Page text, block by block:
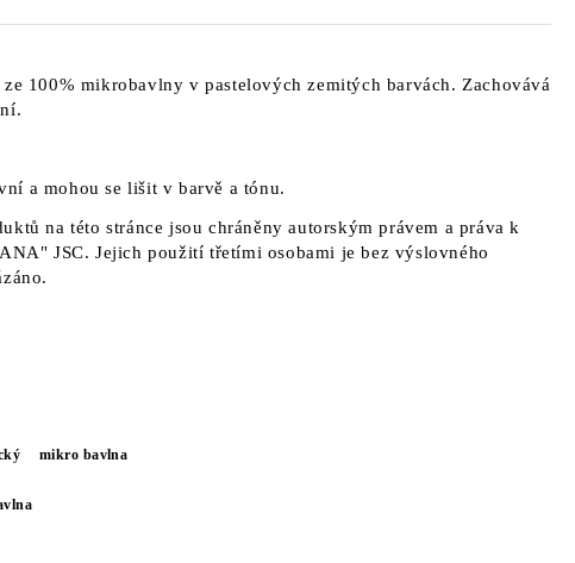
100% mikrobavlny v pastelových zemitých barvách. Zachovává
a mohou se lišit v barvě a tónu.
na této stránce jsou chráněny autorským právem a práva k
JSC. Jejich použití třetími osobami je bez výslovného
mikro bavlna